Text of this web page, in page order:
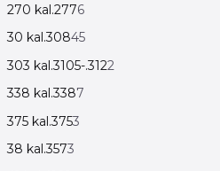
270 kal.2776
30 kal.30845
303 kal.3105-.3122
338 kal.3387
375 kal.3753
38 kal.3573